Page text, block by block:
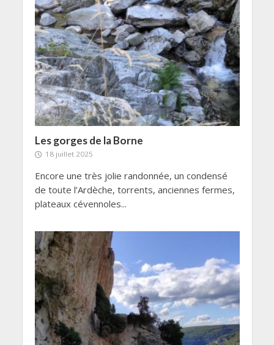
Les gorges de la Borne
18 juillet 2025
Encore une très jolie randonnée, un condensé
de toute l’Ardèche, torrents, anciennes fermes,
plateaux cévennoles...